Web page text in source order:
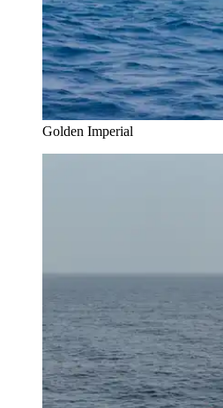
Golden Imperial